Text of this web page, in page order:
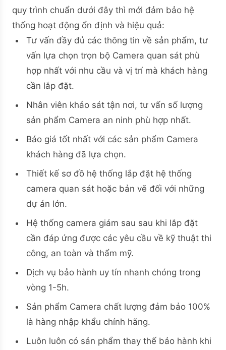
quy trình chuẩn dưới đây thì mới đảm bảo hệ
thống hoạt động ổn định và hiệu quả:
Tư vấn đầy đủ các thông tin về sản phẩm, tư
vấn lựa chọn trọn bộ Camera quan sát phù
hợp nhất với nhu cầu và vị trí mà khách hàng
cần lắp đặt.
Nhân viên khảo sát tận nơi, tư vấn số lượng
sản phẩm Camera an ninh phù hợp nhất.
Báo giá tốt nhất với các sản phẩm Camera
khách hàng đã lựa chọn.
Thiết kế sơ đồ hệ thống lắp đặt hệ thống
camera quan sát hoặc bản vẽ đối với những
dự án lớn.
Hệ thống camera giám sau sau khi lắp đặt
cần đáp ứng được các yêu cầu về kỹ thuật thi
công, an toàn và thẩm mỹ.
Dịch vụ bảo hành uy tín nhanh chóng trong
vòng 1-5h.
Sản phẩm Camera chất lượng đảm bảo 100%
là hàng nhập khẩu chính hãng.
Luôn luôn có sản phẩm thay thế bảo hành khi